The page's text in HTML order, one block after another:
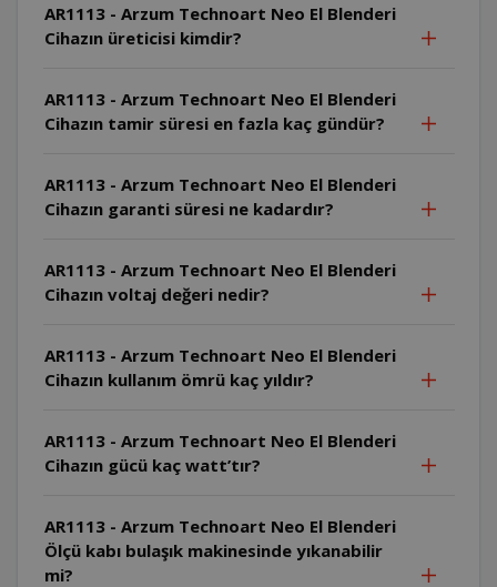
AR1113 - Arzum Technoart Neo El Blenderi
Cihazın üreticisi kimdir?
AR1113 - Arzum Technoart Neo El Blenderi
Cihazın tamir süresi en fazla kaç gündür?
AR1113 - Arzum Technoart Neo El Blenderi
Cihazın garanti süresi ne kadardır?
AR1113 - Arzum Technoart Neo El Blenderi
Cihazın voltaj değeri nedir?
AR1113 - Arzum Technoart Neo El Blenderi
Cihazın kullanım ömrü kaç yıldır?
AR1113 - Arzum Technoart Neo El Blenderi
Cihazın gücü kaç watt’tır?
AR1113 - Arzum Technoart Neo El Blenderi
Ölçü kabı bulaşık makinesinde yıkanabilir
mi?